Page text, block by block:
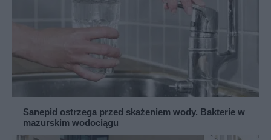
Sanepid ostrzega przed skażeniem wody. Bakterie w
mazurskim wodociągu